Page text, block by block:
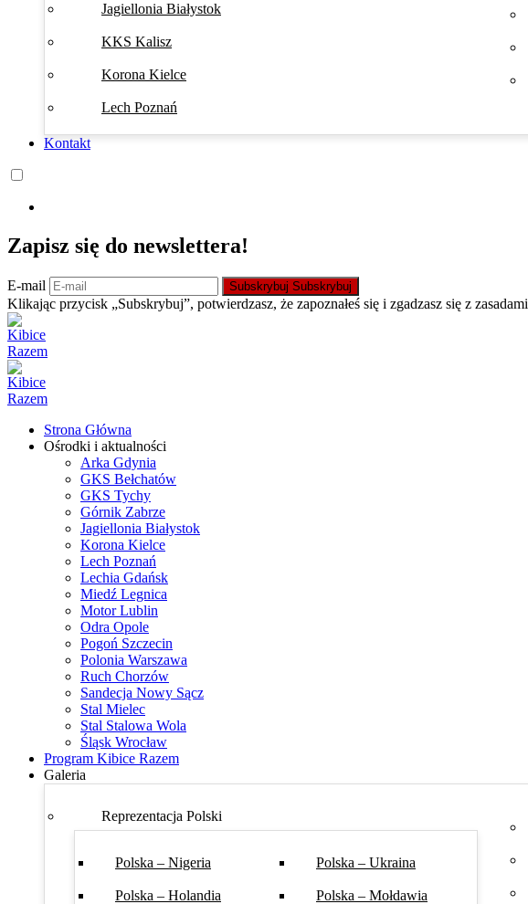
Jagiellonia Białystok
KKS Kalisz
Korona Kielce
Lech Poznań
Kontakt
Zapisz się do newslettera!
E-mail Subskrybuj Subskrybuj
Klikając przycisk „Subskrybuj”, potwierdzasz, że zapoznałeś się i zgadzasz się z zasadami
Strona Główna
Ośrodki i aktualności
Arka Gdynia
GKS Bełchatów
GKS Tychy
Górnik Zabrze
Jagiellonia Białystok
Korona Kielce
Lech Poznań
Lechia Gdańsk
Miedź Legnica
Motor Lublin
Odra Opole
Pogoń Szczecin
Polonia Warszawa
Ruch Chorzów
Sandecja Nowy Sącz
Stal Mielec
Stal Stalowa Wola
Śląsk Wrocław
Program Kibice Razem
Galeria
Reprezentacja Polski
Polska – Nigeria
Polska – Holandia
Polska – Ukraina
Polska – Mołdawia